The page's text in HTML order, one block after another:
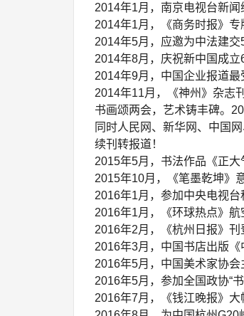
2014年1月，南京电视台新闻
2014年1月，《商务时报》专
2014年5月，应邀为中法建交
2014年8月，庆祝新中国成立
2014年9月，中国企业报道最
2014年11月，《神州》杂志
书画颂两会，艺术铸丰碑。
同时人民网、新华网、中国
续刊转报道！
2015年5月，书法作品《正大
2015年10月，《笔墨乾坤》
2016年1月，参加中央电视台
2016年1月，《环球热点》航
2016年2月，《杭州日报》刊
2016年3月，中国书店出版《
2016年5月，中国美术家协会
2016年5月，参加全国政协“
2016年7月，《钱江晚报》大